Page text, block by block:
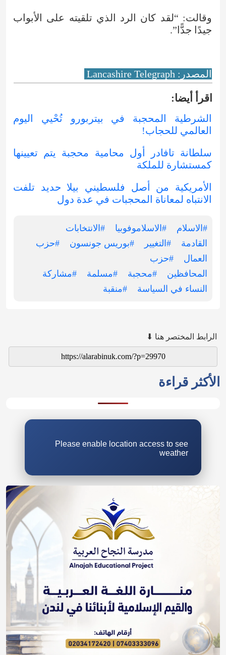
وقالت: “لقد كان الرد الذي تلقيته على الأبواب
جيدًا جدًّا”.
المصدر: Lancashire Telegraph
اقرأ أيضا:
الشرطية المحجبة في بيتربورو تُحْيي اليوم
العالمي للحجاب!
سلطانة تافادر أول محامية محجبة يتم تعيينها
كمستشارة للملكة
الأمريكية من أصل فلسطيني بيلا حديد تلفت
الانتباه لمعاناة المحجبات في عدة دول
#الاسلام #الاسلاموفوبيا
#الانتخابات
القادمة
#التغيير #بوريس جونسون
#حزب
العمال
#حزب
المحافظين
#محجبة #مسلمة
#مشاركة
النساء في السياسة
#منقبة
الرابط المختصر هنا ⬇
الأكثر قراءة
Please enable location access to see
weather